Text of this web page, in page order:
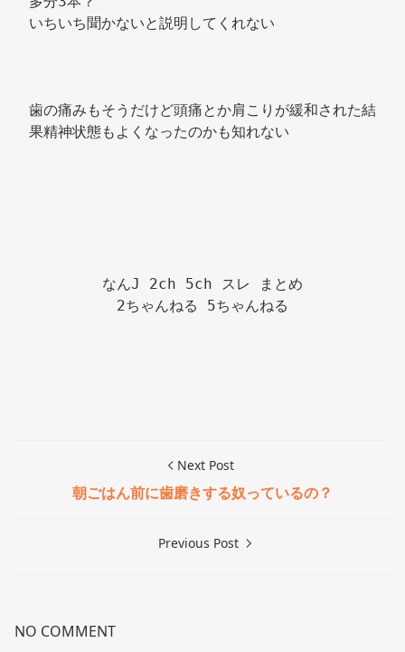
いちいち聞かないと説明してくれない
歯の痛みもそうだけど頭痛とか肩こりが緩和された結
果精神状態もよくなったのかも知れない
なんJ 2ch 5ch スレ まとめ
2ちゃんねる 5ちゃんねる
Next Post
朝ごはん前に歯磨きする奴っているの？
Previous Post
NO COMMENT